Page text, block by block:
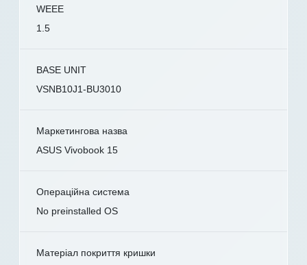
WEEE
1.5
BASE UNIT
VSNB10J1-BU3010
Маркетингова назва
ASUS Vivobook 15
Операційна система
No preinstalled OS
Матеріал покриття кришки